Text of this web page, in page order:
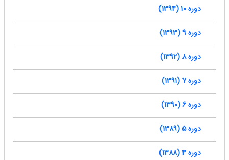
دوره 10 (1394)
دوره 9 (1393)
دوره 8 (1392)
دوره 7 (1391)
دوره 6 (1390)
دوره 5 (1389)
دوره 4 (1388)